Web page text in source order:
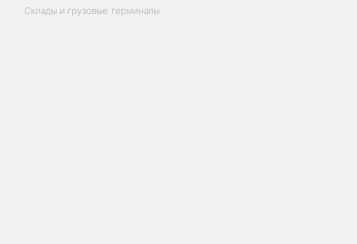
Склады и грузовые терминалы